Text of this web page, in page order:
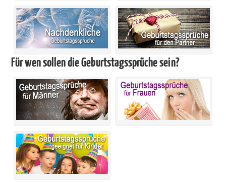
Für wen sollen die Geburtstagssprüche sein?